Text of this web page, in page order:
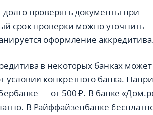
долго проверять документы при
срок проверки можно уточнить
оформление
в некоторых банках может
условий конкретного банка.
— от 500 ₽. В банке
В Райффайзенбанке